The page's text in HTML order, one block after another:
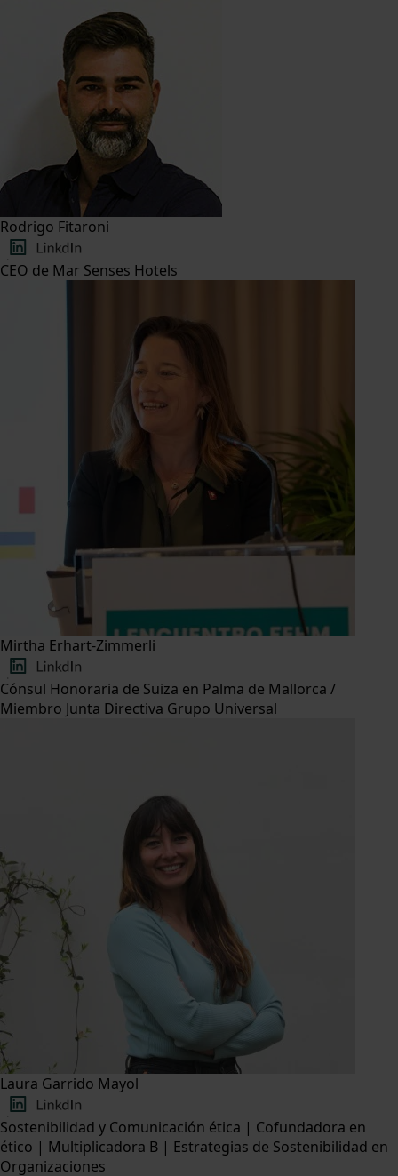
Rodrigo Fitaroni
CEO de Mar Senses Hotels
Mirtha Erhart-Zimmerli
Cónsul Honoraria de Suiza en Palma de Mallorca /
Miembro Junta Directiva Grupo Universal
Laura Garrido Mayol
Sostenibilidad y Comunicación ética | Cofundadora en
ético | Multiplicadora B | Estrategias de Sostenibilidad en
Organizaciones